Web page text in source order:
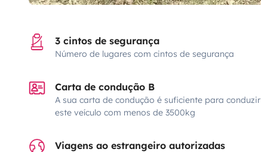
3 cintos de segurança
Número de lugares com cintos de segurança
Carta de condução B
A sua carta de condução é suficiente para conduzir
este veículo com menos de 3500kg
Viagens ao estrangeiro autorizadas